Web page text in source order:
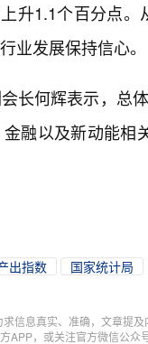
升1.1个百分点
业发展保持信心。
长何辉表示，总
融以及新动能
出指数 国家统计局
信息真实、准确，文章提
APP，或关注官方微信公